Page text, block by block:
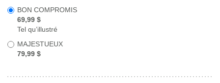
BON COMPROMIS
69,99 $
Tel qu’illustré
MAJESTUEUX
79,99 $